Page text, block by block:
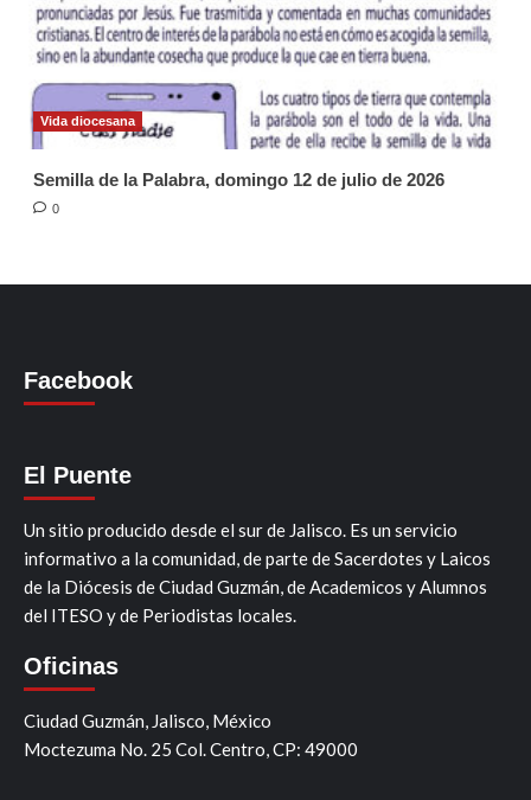
Vida diocesana
Semilla de la Palabra, domingo 12 de julio de 2026
0
Facebook
El Puente
Un sitio producido desde el sur de Jalisco. Es un servicio
informativo a la comunidad, de parte de Sacerdotes y Laicos
de la Diócesis de Ciudad Guzmán, de Academicos y Alumnos
del ITESO y de Periodistas locales.
Oficinas
Ciudad Guzmán, Jalisco, México
Moctezuma No. 25 Col. Centro, CP: 49000